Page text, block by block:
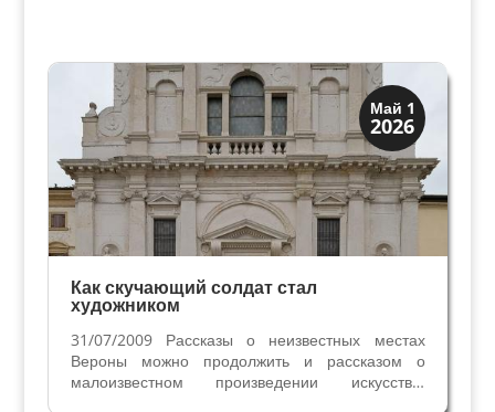
Май 1
2026
Загадки прошлого
История
Как скучающий солдат стал
художником
31/07/2009 Рассказы о неизвестных местах
Вероны можно продолжить и рассказом о
малоизвестном произведении искусства,